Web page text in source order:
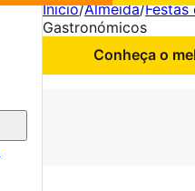
Início/Almeida/Festas
Gastronómicos
Conheça o